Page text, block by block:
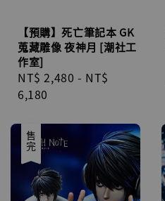
【預購】死亡筆記本 GK
蒐藏雕像 夜神月 [潮社工
作室]
Regular
price
NT$ 2,480 - NT$
6,180
售完